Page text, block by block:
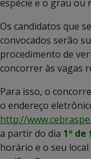
espécie e o grau ou
Os candidatos que
convocados serão
procedimento de
concorrer às vagas
Para isso, o
o endereço
http://
a partir do dia 1º
horário e o seu